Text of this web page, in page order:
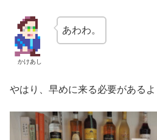
かけあし
あわわ。
やはり、早めに来る必要があるよ